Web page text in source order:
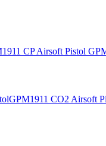
CP Airsoft Pistol
GPM1911 CO2 Airsoft